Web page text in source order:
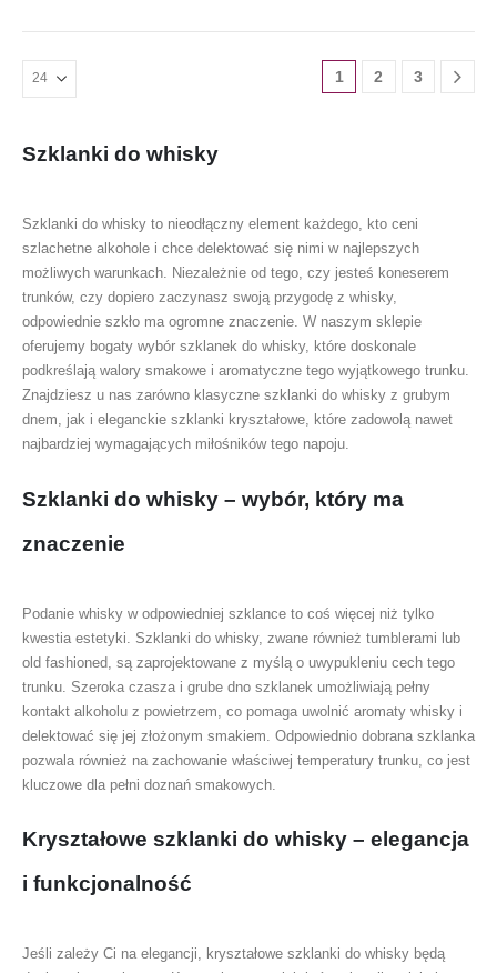
1 2 3
Szklanki do whisky
Szklanki do whisky to nieodłączny element każdego, kto ceni
szlachetne alkohole i chce delektować się nimi w najlepszych
możliwych warunkach. Niezależnie od tego, czy jesteś koneserem
trunków, czy dopiero zaczynasz swoją przygodę z whisky,
odpowiednie szkło ma ogromne znaczenie. W naszym sklepie
oferujemy bogaty wybór szklanek do whisky, które doskonale
podkreślają walory smakowe i aromatyczne tego wyjątkowego trunku.
Znajdziesz u nas zarówno klasyczne szklanki do whisky z grubym
dnem, jak i eleganckie szklanki kryształowe, które zadowolą nawet
najbardziej wymagających miłośników tego napoju.
Szklanki do whisky – wybór, który ma
znaczenie
Podanie whisky w odpowiedniej szklance to coś więcej niż tylko
kwestia estetyki. Szklanki do whisky, zwane również tumblerami lub
old fashioned, są zaprojektowane z myślą o uwypukleniu cech tego
trunku. Szeroka czasza i grube dno szklanek umożliwiają pełny
kontakt alkoholu z powietrzem, co pomaga uwolnić aromaty whisky i
delektować się jej złożonym smakiem. Odpowiednio dobrana szklanka
pozwala również na zachowanie właściwej temperatury trunku, co jest
kluczowe dla pełni doznań smakowych.
Kryształowe szklanki do whisky – elegancja
i funkcjonalność
Jeśli zależy Ci na elegancji, kryształowe szklanki do whisky będą